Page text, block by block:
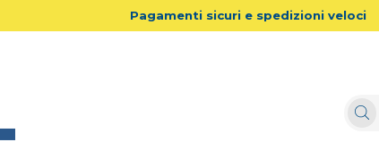
Pagamenti sicuri e spedizioni veloci